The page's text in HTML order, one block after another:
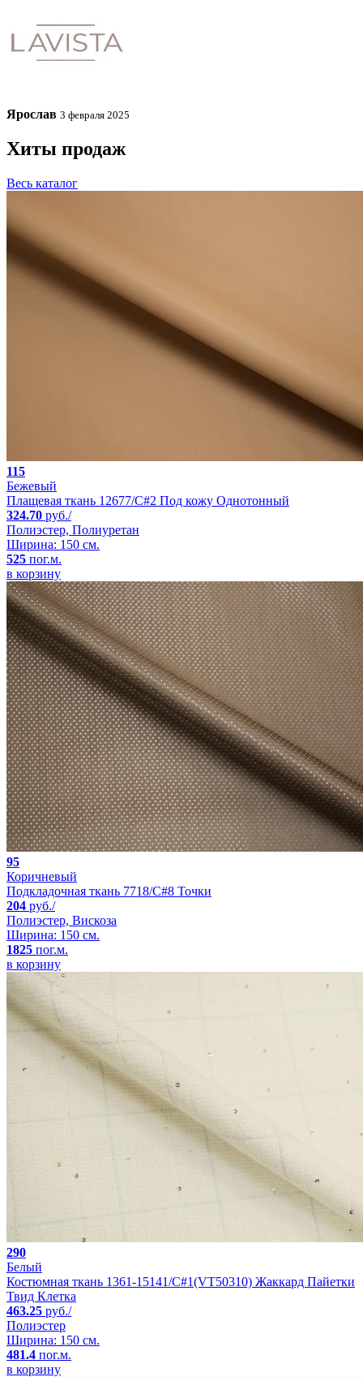
Ярослав 3 февраля 2025
Хиты продаж
Весь каталог
115
Бежевый
Плащевая ткань 12677/C#2 Под кожу Однотонный
324.70 руб./
Полиэстер, Полиуретан
Ширина: 150 см.
525 пог.м.
в корзину
95
Коричневый
Подкладочная ткань 7718/C#8 Точки
204 руб./
Полиэстер, Вискоза
Ширина: 150 см.
1825 пог.м.
в корзину
290
Белый
Костюмная ткань 1361-15141/C#1(VT50310) Жаккард Пайетки
Твид Клетка
463.25 руб./
Полиэстер
Ширина: 150 см.
481.4 пог.м.
в корзину